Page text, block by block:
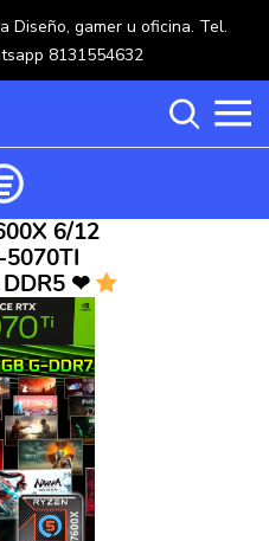
Diseño, gamer u oficina. Tel.
8131554632
(117)
(5)
(218)
(114)
6/12
5070TI
DDR5 ❤